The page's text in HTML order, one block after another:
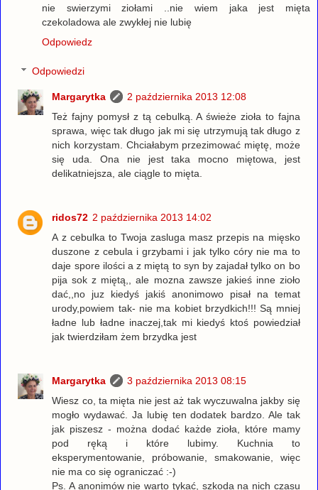
nie swierzymi ziołami ..nie wiem jaka jest mięta
czekoladowa ale zwykłej nie lubię
Odpowiedz
Odpowiedzi
Margarytka
2 października 2013 12:08
Też fajny pomysł z tą cebulką. A świeże zioła to fajna
sprawa, więc tak długo jak mi się utrzymują tak długo z
nich korzystam. Chciałabym przezimować miętę, może
się uda. Ona nie jest taka mocno miętowa, jest
delikatniejsza, ale ciągle to mięta.
ridos72 2 października 2013 14:02
A z cebulka to Twoja zasluga masz przepis na mięsko
duszone z cebula i grzybami i jak tylko córy nie ma to
daje spore ilości a z miętą to syn by zajadał tylko on bo
pija sok z miętą,, ale mozna zawsze jakieś inne zioło
dać,,no juz kiedyś jakiś anonimowo pisał na temat
urody,powiem tak- nie ma kobiet brzydkich!!! Są mniej
ładne lub ładne inaczej,tak mi kiedyś ktoś powiedział
jak twierdziłam żem brzydka jest
Margarytka
3 października 2013 08:15
Wiesz co, ta mięta nie jest aż tak wyczuwalna jakby się
mogło wydawać. Ja lubię ten dodatek bardzo. Ale tak
jak piszesz - można dodać każde zioła, które mamy
pod ręką i które lubimy. Kuchnia to
eksperymentowanie, próbowanie, smakowanie, więc
nie ma co się ograniczać :-)
Ps. A anonimów nie warto tykać, szkoda na nich czasu